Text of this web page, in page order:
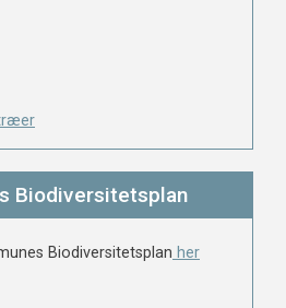
Biodiversitetsplan
Biodiversitetsplan her